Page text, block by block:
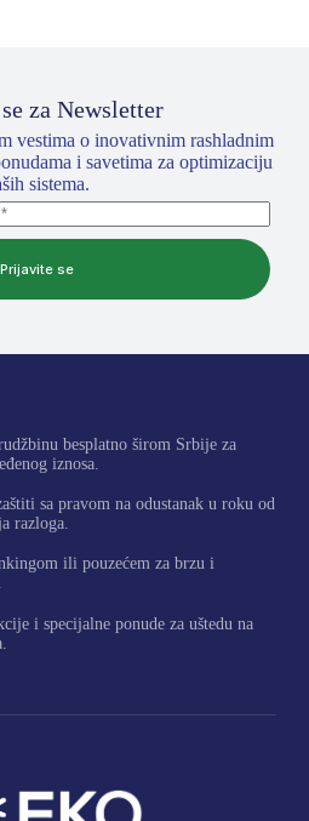
za Newsletter
vestima o inovativnim rashladnim
i savetima za optimizaciju
sistema.
Prijavite se
besplatno širom Srbije za
iznosa.
sa pravom na odustanak u roku od
razloga.
ili pouzećem za brzu i
i specijalne ponude za uštedu na